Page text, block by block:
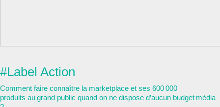
#Label Action
Comment faire connaître la marketplace et ses 600 000
produits au grand public quand on ne dispose d’aucun budget média